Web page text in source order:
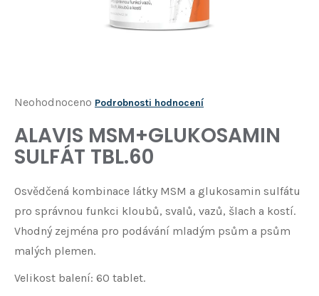
Průměrné
produktu
je
5
hvězdiček.
Neohodnoceno Podrobnosti hodnocení
ALAVIS MSM+GLUKOSAMIN
SULFÁT TBL.60
Osvědčená kombinace látky MSM a glukosamin sulfátu
pro správnou funkci kloubů, svalů, vazů, šlach a kostí.
Vhodný zejména pro podávání mladým psům a psům
malých plemen.
Velikost balení: 60 tablet.
D
o
p
r
u
č
j
e